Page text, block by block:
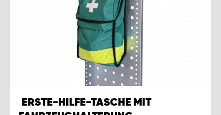
ERSTE-HILFE-TASCHE MIT
WORK SYSTEM OSNABRÜCK
WORK SYSTEM RHEINLAND
WORK SYSTEM STUTTGART